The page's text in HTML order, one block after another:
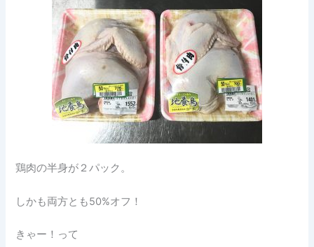
鶏肉の半身が２パック。
しかも両方とも50%オフ！
きゃー！って